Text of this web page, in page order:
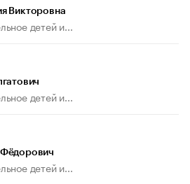
Викторовна
детей и...
детей и...
детей и...